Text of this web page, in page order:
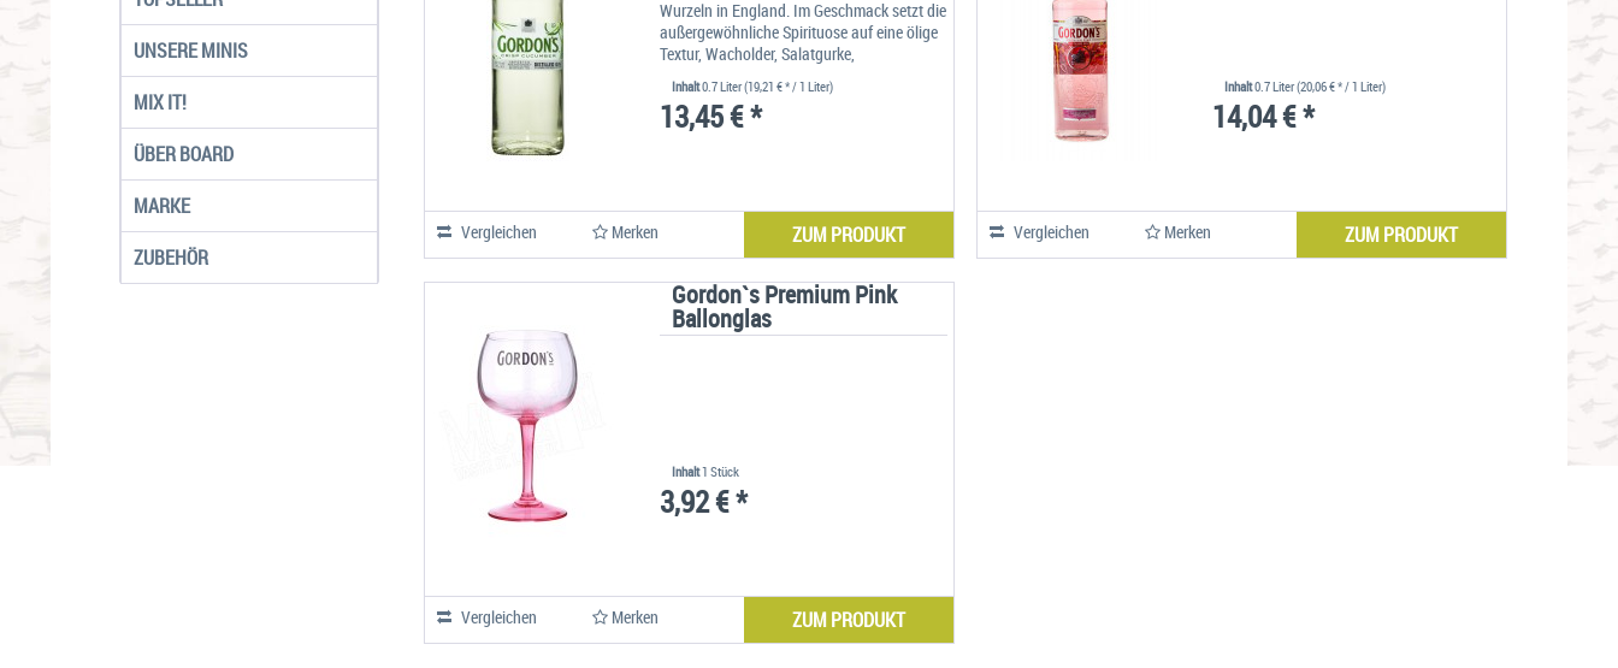
UNSERE MINIS
MIX IT!
ÜBER BOARD
MARKE
ZUBEHÖR
Wurzeln in England. Im Geschmack setzt die
außergewöhnliche Spirituose auf eine ölige
Textur, Wacholder, Salatgurke,
Orangenschale, Zitronenschale,
Zitrusschale, Angelikawurzel und
Koriandersame
Inhalt0.7 Liter(19,21 € * / 1 Liter)
13,45 € *
ZUM PRODUKT
Vergleichen Merken
Inhalt0.7 Liter(20,06 € * / 1 Liter)
14,04 € *
ZUM PRODUKT
Vergleichen Merken
Gordon`s Premium Pink
Ballonglas
Inhalt1 Stück
3,92 € *
ZUM PRODUKT
Vergleichen Merken